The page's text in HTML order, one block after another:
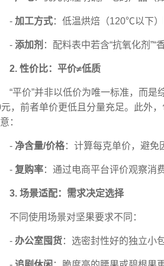
- 加工方式：低温烘焙（120℃以下）
- 添加剂 ：配料表中若含“抗氧化剂”“
2. 性价比：平价≠低质
“平价”并非以低价为唯一标准，而
，前者单价更低且分量充足。此外
：
- 净含量/价格：计算每克单价，避免
- 复购率：通过电商平台评价观察消
3. 场景适配：需求决定选择
不同使用场景对坚果要求不同：
- 办公室囤货：选密封性好的独立小